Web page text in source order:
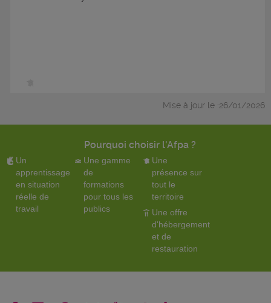
Mise à jour le :26/01/2026
Pourquoi choisir l'Afpa ?
Un
apprentissage
en situation
réelle de
travail
Une gamme
de
formations
pour tous les
publics
Une
présence sur
tout le
territoire
Une offre
d'hébergement
et de
restauration